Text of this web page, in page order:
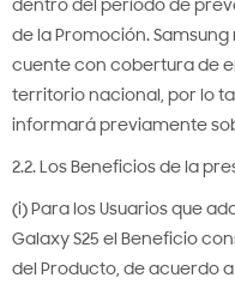
dentro del período de
de la Promoción.
cuente con cobertura de
territorio nacional, por lo
informará previamente
2.2. Los Beneficios de la
(i) Para los Usuarios que
Galaxy S25 el Beneficio
del Producto, de acuerdo